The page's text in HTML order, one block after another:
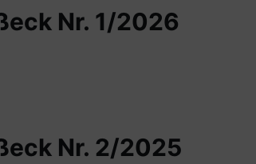
Nr. 1/2026
Nr. 2/2025